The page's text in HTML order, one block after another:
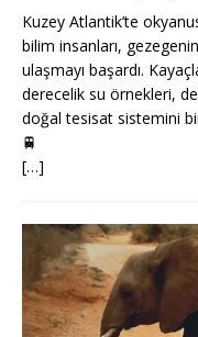
Kuzey Atlantik’te
bilim insanları,
ulaşmayı başardı.
derecelik su örnekleri,
doğal tesisat sistemini
🚆
[…]